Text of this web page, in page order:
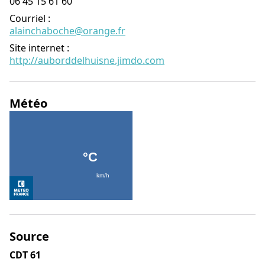
Courriel :
alainchaboche@orange.fr
Site internet :
http://auborddelhuisne.jimdo.com
Météo
Source
CDT 61